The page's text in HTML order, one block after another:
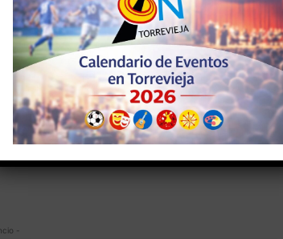
destacado “el enorme esfuerzo de los
y una afición que nunca ha dejado
victoria de un equipo; es una victoria de
trabajando para que el fútbol local vuelva a
debe ir acompañado de una respuesta
-